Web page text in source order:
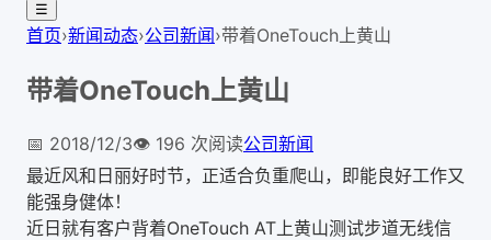
☰
首页›新闻动态›公司新闻›带着OneTouch上黄山
带着OneTouch上黄山
📅 2018/12/3👁️ 196 次阅读公司新闻
最近风和日丽好时节，正适合负重爬山，即能良好工作又
能强身健体！
近日就有客户背着OneTouch AT上黄山测试步道无线信